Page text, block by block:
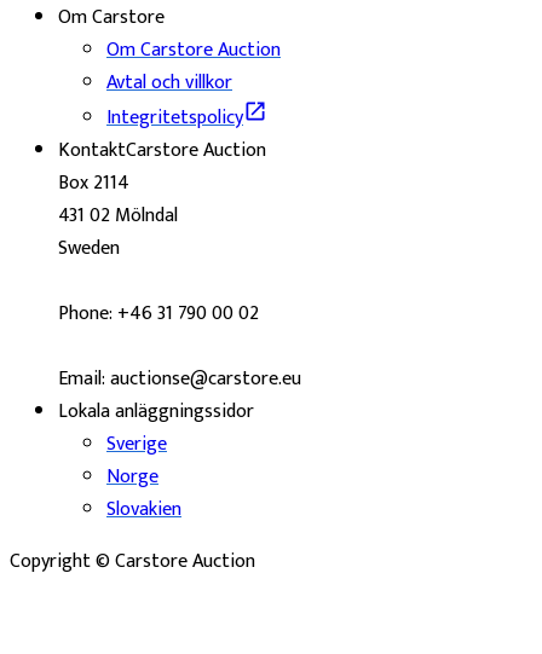
Om Carstore
Om Carstore Auction
Avtal och villkor
Integritetspolicy
KontaktCarstore Auction
Box 2114
431 02 Mölndal
Sweden
Phone: +46 31 790 00 02
Email: auctionse@carstore.eu
Lokala anläggningssidor
Sverige
Norge
Slovakien
Copyright © Carstore Auction